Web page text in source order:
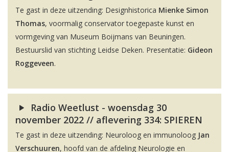
Te gast in deze uitzending: Designhistorica Mienke Simon
Thomas, voormalig conservator toegepaste kunst en
vormgeving van Museum Boijmans van Beuningen.
Bestuurslid van stichting Leidse Deken. Presentatie: Gideon
Roggeveen.
Radio Weetlust - woensdag 30
november 2022 // aflevering 334: SPIEREN
Te gast in deze uitzending: Neuroloog en immunoloog Jan
Verschuuren, hoofd van de afdeling Neurologie en